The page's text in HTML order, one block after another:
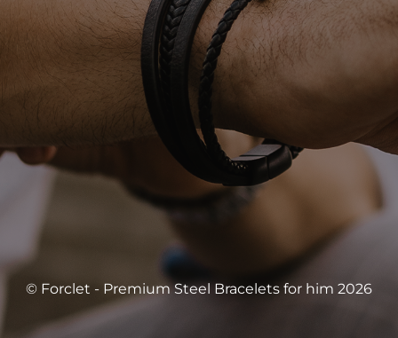
© Forclet - Premium Steel Bracelets for him 2026